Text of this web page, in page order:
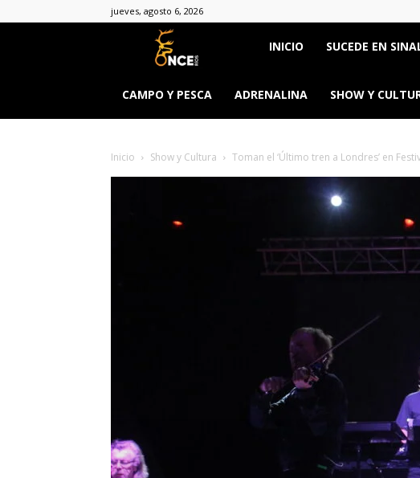
jueves, agosto 6, 2026
Once
Ríos
INICIO SUCEDE EN
CAMPO Y PESCA ADRENALINA SHOW Y
Inicio Show y Cultura Toman el ‘Último tren a Londres’ en